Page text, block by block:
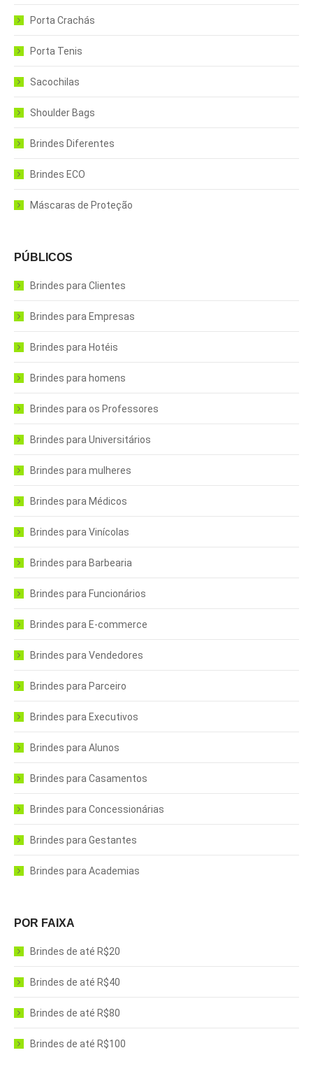
Porta Crachás
Porta Tenis
Sacochilas
Shoulder Bags
Brindes Diferentes
Brindes ECO
Máscaras de Proteção
PÚBLICOS
Brindes para Clientes
Brindes para Empresas
Brindes para Hotéis
Brindes para homens
Brindes para os Professores
Brindes para Universitários
Brindes para mulheres
Brindes para Médicos
Brindes para Vinícolas
Brindes para Barbearia
Brindes para Funcionários
Brindes para E-commerce
Brindes para Vendedores
Brindes para Parceiro
Brindes para Executivos
Brindes para Alunos
Brindes para Casamentos
Brindes para Concessionárias
Brindes para Gestantes
Brindes para Academias
POR FAIXA
Brindes de até R$20
Brindes de até R$40
Brindes de até R$80
Brindes de até R$100